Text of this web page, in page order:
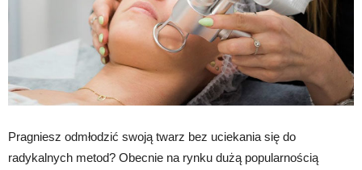
Pragniesz odmłodzić swoją twarz bez uciekania się do
radykalnych metod? Obecnie na rynku dużą popularnością